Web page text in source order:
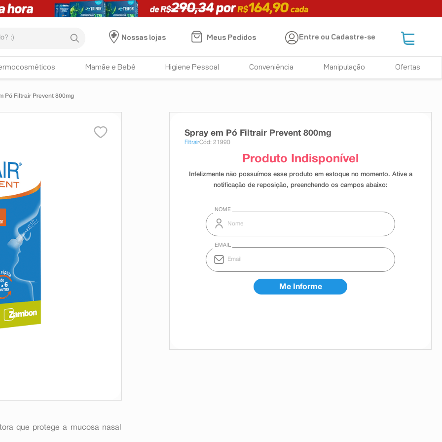
Nossas lojas
Meus Pedidos Entre ou Cadastre-se
Mamãe e Bebê Higiene Pessoal Conveniência Manipulação Ofertas
Pó Filtrair Prevent 800mg
que protege a mucosa nasal
Spray em Pó Filtrair Prevent 800mg
FiltrairCód: 21990